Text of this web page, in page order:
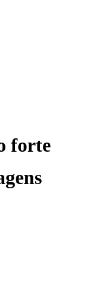
forte